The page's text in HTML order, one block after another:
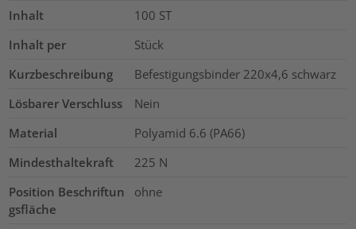
Inhalt
100 ST
Inhalt per
Stück
Kurzbeschreibung
Befestigungsbinder 220x4,6 schwarz
Lösbarer Verschluss
Nein
Material
Polyamid 6.6 (PA66)
Mindesthaltekraft
225 N
Position Beschriftun
gsfläche
ohne